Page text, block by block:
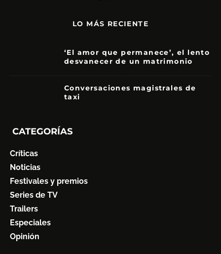
LO MÁS RECIENTE
‘El amor que permanece’, el lento
desvanecer de un matrimonio
Conversaciones magistrales de
taxi
CATEGORÍAS
Críticas
Noticias
Festivales y premios
Series de TV
Trailers
Especiales
Opinión